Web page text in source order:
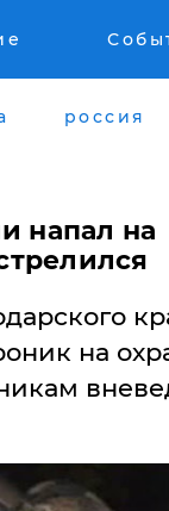
россия
напал на
на